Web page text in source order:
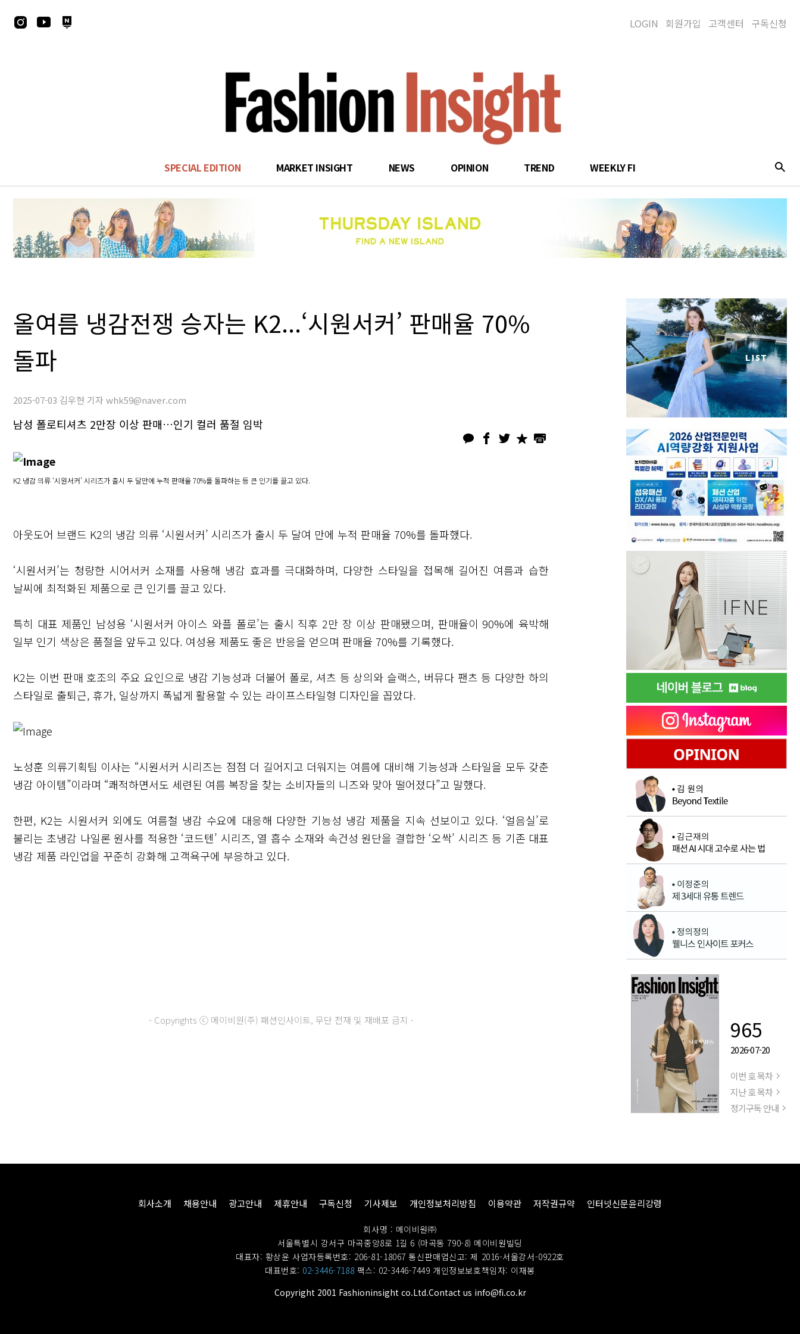
search
SPECIAL EDITION MARKET INSIGHT NEWS OPINION TREND WEEKLY FI
LOGIN 회원가입 고객센터 구독신청
올여름 냉감전쟁 승자는 K2...‘시원서커’ 판매율 70%
돌파
2025-07-03 김우현 기자 whk59@naver.com
남성 폴로티셔츠 2만장 이상 판매…인기 컬러 품절 임박
K2 냉감 의류 ‘시원서커’ 시리즈가 출시 두 달만에 누적 판매율 70%를 돌파하는 등 큰 인기를 끌고 있다.
아웃도어 브랜드 K2의 냉감 의류 ‘시원서커’ 시리즈가 출시 두 달여 만에 누적 판매율 70%를 돌파했다.
‘시원서커’는 청량한 시어서커 소재를 사용해 냉감 효과를 극대화하며, 다양한 스타일을 접목해 길어진 여름과 습한
날씨에 최적화된 제품으로 큰 인기를 끌고 있다.
특히 대표 제품인 남성용 ‘시원서커 아이스 와플 폴로’는 출시 직후 2만 장 이상 판매됐으며, 판매율이 90%에 육박해
일부 인기 색상은 품절을 앞두고 있다. 여성용 제품도 좋은 반응을 얻으며 판매율 70%를 기록했다.
K2는 이번 판매 호조의 주요 요인으로 냉감 기능성과 더불어 폴로, 셔츠 등 상의와 슬랙스, 버뮤다 팬츠 등 다양한 하의
스타일로 출퇴근, 휴가, 일상까지 폭넓게 활용할 수 있는 라이프스타일형 디자인을 꼽았다.
노성훈 의류기획팀 이사는 “시원서커 시리즈는 점점 더 길어지고 더워지는 여름에 대비해 기능성과 스타일을 모두 갖춘
냉감 아이템”이라며 “쾌적하면서도 세련된 여름 복장을 찾는 소비자들의 니즈와 맞아 떨어졌다”고 말했다.
한편, K2는 시원서커 외에도 여름철 냉감 수요에 대응해 다양한 기능성 냉감 제품을 지속 선보이고 있다. ‘얼음실’로
불리는 초냉감 나일론 원사를 적용한 ‘코드텐’ 시리즈, 열 흡수 소재와 속건성 원단을 결합한 ‘오싹’ 시리즈 등 기존 대표
냉감 제품 라인업을 꾸준히 강화해 고객욕구에 부응하고 있다.
- Copyrights ⓒ 메이비원(주) 패션인사이트, 무단 전재 및 재배포 금지 - 965
2026-07-20
이번 호 목차
지난 호 목차
정기구독 안내
회사소개 채용안내 광고안내 제휴안내 구독신청 기사제보 개인정보처리방침 이용약관 저작권규약 인터넷신문윤리강령
회사명 : 메이비원㈜
서울특별시 강서구 마곡중앙8로 1길 6 (마곡동 790-8) 메이비원빌딩
대표자: 황상윤 사업자등록번호: 206-81-18067통신판매업신고: 제 2016-서울강서-0922호
대표번호: 02-3446-7188 팩스: 02-3446-7449 개인정보보호책임자: 이재봉
Copyright 2001 Fashioninsight co.Ltd.Contact us info@fi.co.kr